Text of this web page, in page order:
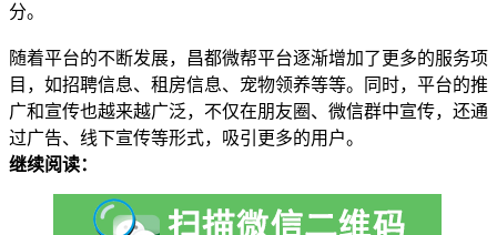
分。
随着平台的不断发展，昌都微帮平台逐渐增加了更多的服务项
目，如招聘信息、租房信息、宠物领养等等。同时，平台的推
广和宣传也越来越广泛，不仅在朋友圈、微信群中宣传，还通
过广告、线下宣传等形式，吸引更多的用户。
继续阅读：